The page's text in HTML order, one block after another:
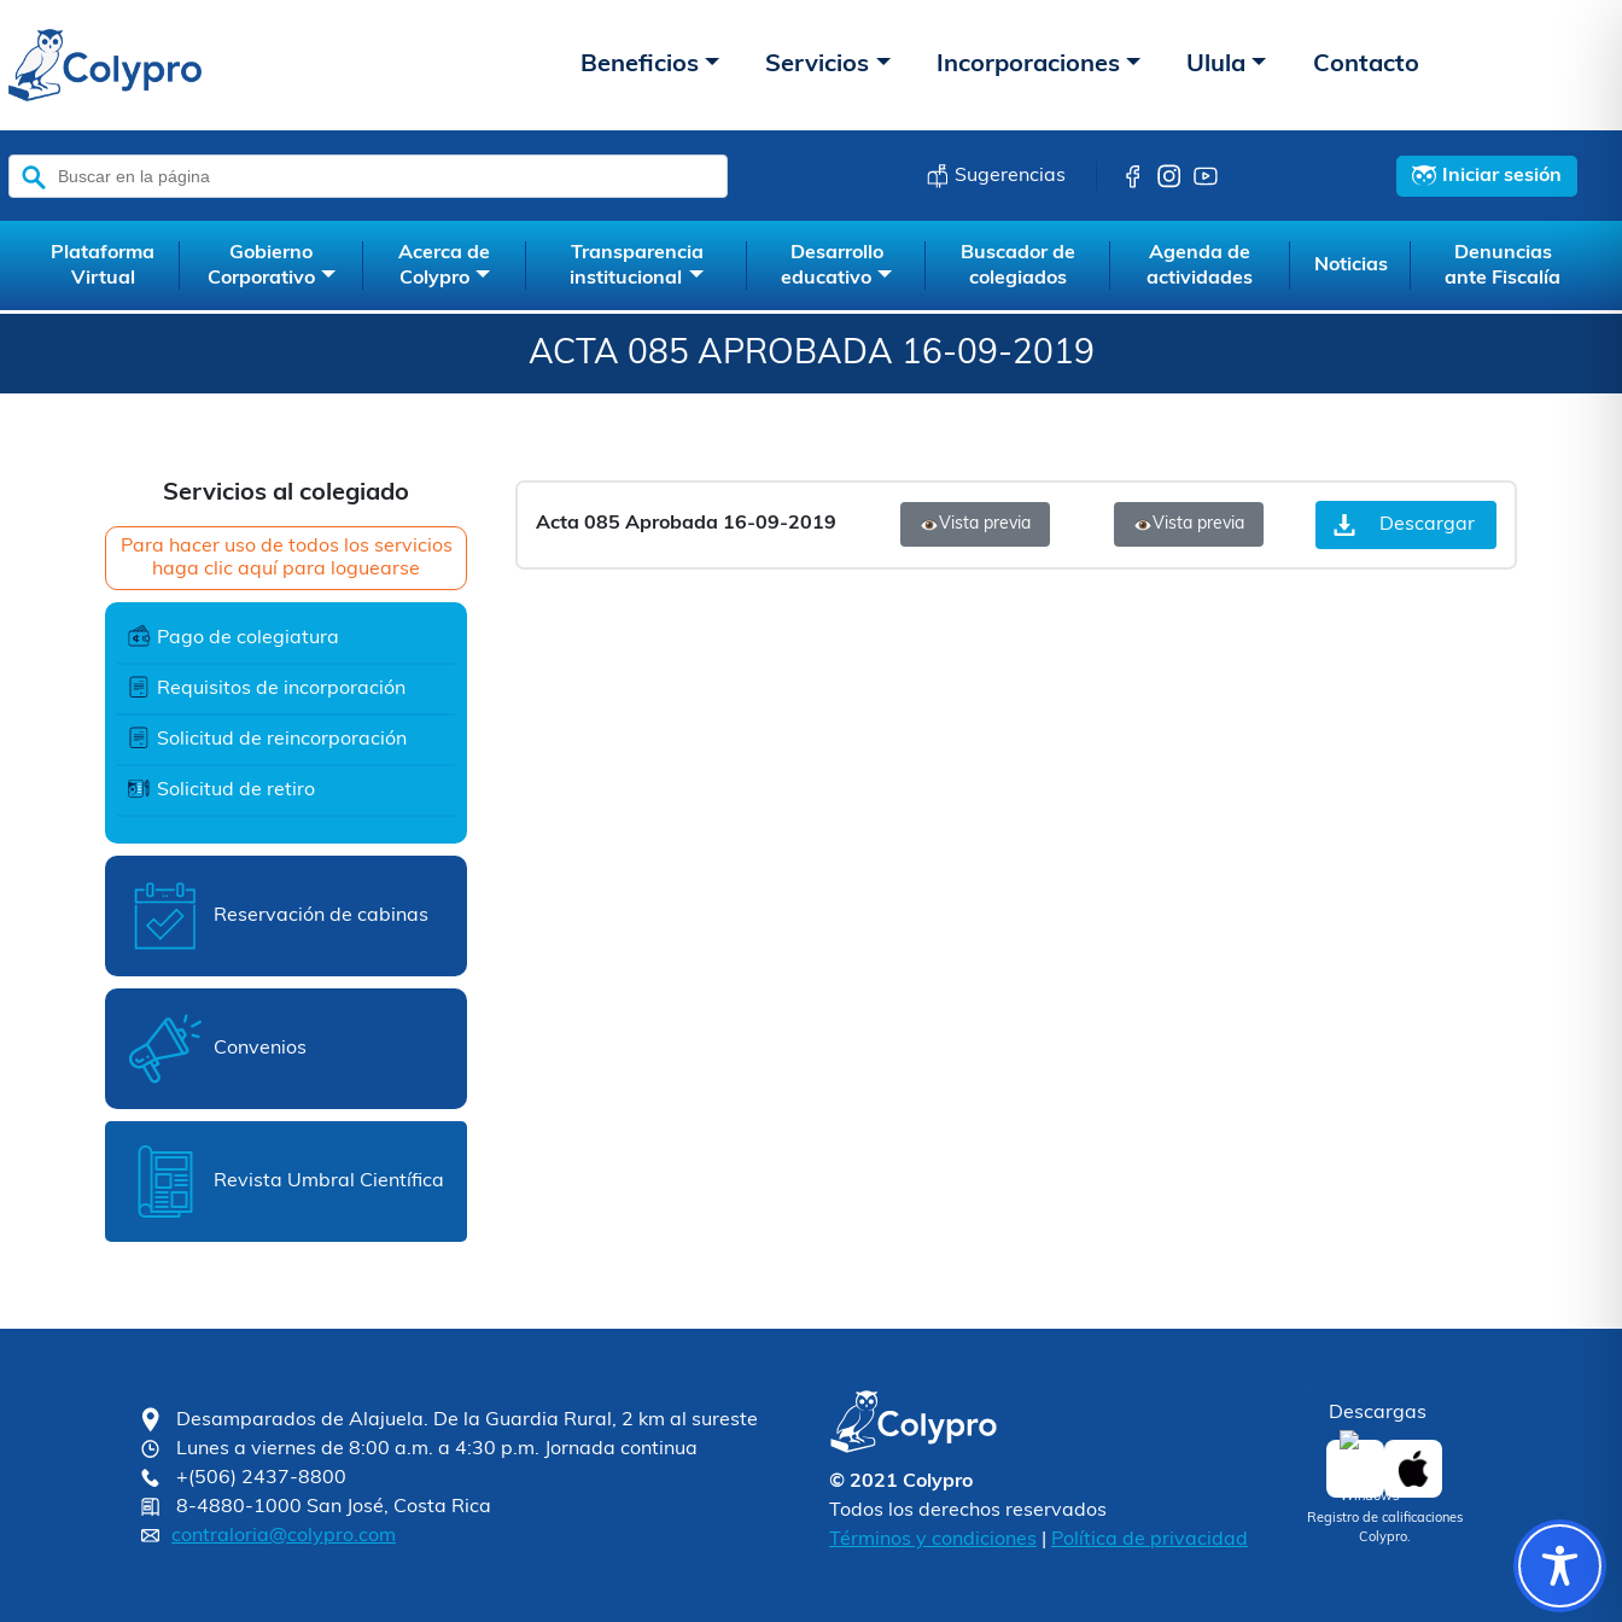
Beneficios Servicios Incorporaciones Ulula Contacto
Buscar:
Sugerencias Iniciar sesión
Plataforma
Virtual
Gobierno
Corporativo
Acerca de
Colypro
Transparencia
institucional
Desarrollo
educativo
Buscador de
colegiados
Agenda de
actividades
Noticias
Denuncias
ante Fiscalía
ACTA 085 APROBADA 16-09-2019
Servicios al colegiado
Para hacer uso de todos los servicios
haga clic aquí para loguearse
Pago de colegiatura
Requisitos de incorporación
Solicitud de reincorporación
Solicitud de retiro
Reservación de cabinas
Convenios
Revista Umbral Científica
Acta 085 Aprobada 16-09-2019 Vista previa Vista previa Descargar
Desamparados de Alajuela. De la Guardia Rural, 2 km al sureste
Lunes a viernes de 8:00 a.m. a 4:30 p.m. Jornada continua
+(506) 2437-8800
8-4880-1000 San José, Costa Rica
contraloria@colypro.com
© 2021 Colypro
Todos los derechos reservados
Términos y condiciones
Política de privacidad
Descargas
Registro de calificaciones
Colypro.